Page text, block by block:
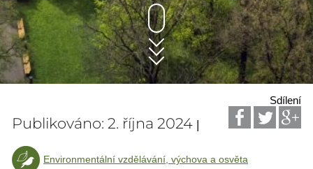
Sdílení
Publikováno: 2. října 2024 |
Environmentální vzdělávání, výchova a osvěta